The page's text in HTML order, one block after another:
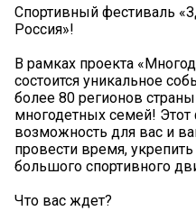
Спортивный фестиваль
Россия»!
В рамках проекта
состоится уникальное
более 80 регионов
многодетных семей! Этот
возможность для вас и
провести время,
большого спортивного
Что вас ждет?